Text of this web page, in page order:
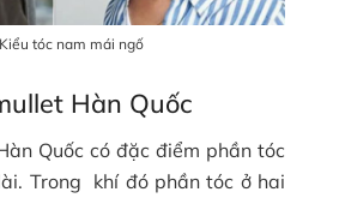
Kiểu tóc nam mái ngố
Hàn Quốc
Quốc có đặc điểm phần tóc
Trong khí đó phần tóc ở hai